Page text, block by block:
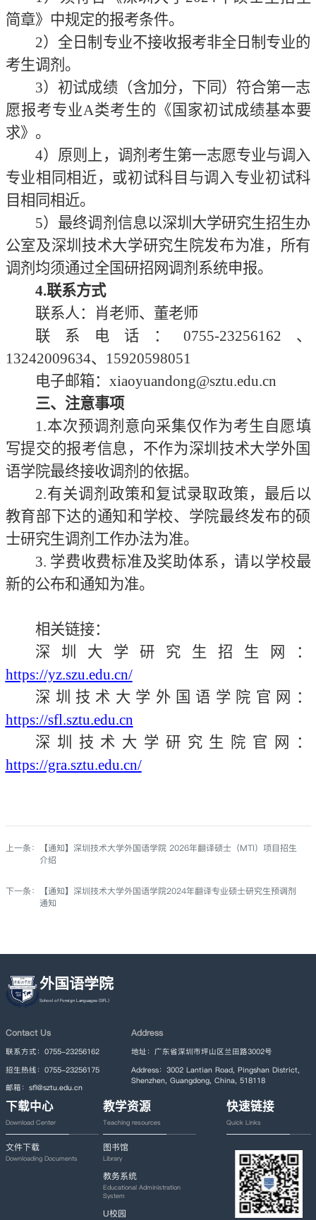
简章》中规定的报考条件。
2）全日制专业不接收报考非全日制专业的
考生调剂。
3）初试成绩（含加分，下同）符合第一志
愿报考专业A类考生的《国家初试成绩基本要
求》。
4）原则上，调剂考生第一志愿专业与调入
专业相同相近，或初试科目与调入专业初试科
目相同相近。
5）最终调剂信息以深圳大学研究生招生办
公室及深圳技术大学研究生院发布为准，所有
调剂均须通过全国研招网调剂系统申报。
4.联系方式
联系人：肖老师、董老师
联系电话： 0755-23256162 、
13242009634、15920598051
电子邮箱：xiaoyuandong@sztu.edu.cn
三、注意事项
1.本次预调剂意向采集仅作为考生自愿填
写提交的报考信息，不作为深圳技术大学外国
语学院最终接收调剂的依据。
2.有关调剂政策和复试录取政策，最后以
教育部下达的通知和学校、学院最终发布的硕
士研究生调剂工作办法为准。
3. 学费收费标准及奖助体系，请以学校最
新的公布和通知为准。
相关链接：
深圳大学研究生招生网：
https://yz.szu.edu.cn/
深圳技术大学外国语学院官网：
https://sfl.sztu.edu.cn
深圳技术大学研究生院官网：
https://gra.sztu.edu.cn/
上一条：
【通知】深圳技术大学外国语学院 2026年翻译硕士（MTI）项目招生
介绍
下一条：
【通知】深圳技术大学外国语学院2024年翻译专业硕士研究生预调剂
通知
外国语学院
Contact Us
联系方式：0755-23256162
招生热线：0755-23256175
邮箱：sfl@sztu.edu.cn
Address
地址：广东省深圳市坪山区兰田路3002号
Address：3002 Lantian Road, Pingshan District,
Shenzhen, Guangdong, China, 518118
下载中心
Download Center
文件下载
Downloading Documents
教学资源
Teaching resources
图书馆
Library
教务系统
Educational Administration
System
U校园
快速链接
Quick Links